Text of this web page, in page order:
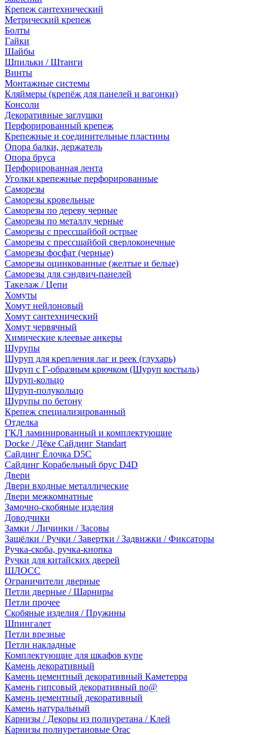
Крепеж сантехнический
Метрический крепеж
Болты
Гайки
Шайбы
Шпильки / Штанги
Винты
Монтажные системы
Кляймеры (крепёж для панелей и вагонки)
Консоли
Декоративные заглушки
Перфорированный крепеж
Крепежные и соединительные пластины
Опора балки, держатель
Опора бруса
Перфорированная лента
Уголки крепежные перфорированные
Саморезы
Саморезы кровельные
Саморезы по дереву черные
Саморезы по металлу черные
Саморезы с прессшайбой острые
Саморезы с прессшайбой сверлоконечные
Саморезы фосфат (черные)
Саморезы оцинкованные (желтые и белые)
Саморезы для сэндвич-панелей
Такелаж / Цепи
Хомуты
Хомут нейлоновый
Хомут сантехнический
Хомут червячный
Химические клеевые анкеры
Шурупы
Шуруп для крепления лаг и реек (глухарь)
Шуруп с Г-образным крючком (Шуруп костыль)
Шуруп-кольцо
Шуруп-полукольцо
Шурупы по бетону
Крепеж специализированный
Отделка
ГКЛ ламинированный и комплектующие
Docke / Дёке Сайдинг Standart
Сайдинг Ёлочка D5C
Сайдинг Корабельный брус D4D
Двери
Двери входные металлические
Двери межкомнатные
Замочно-скобяные изделия
Доводчики
Замки / Личинки / Засовы
Защёлки / Ручки / Завертки / Задвижки / Фиксаторы
Ручка-скоба, ручка-кнопка
Ручки для китайских дверей
ШЛОСС
Ограничители дверные
Петли дверные / Шарниры
Петли прочее
Скобяные изделия / Пружины
Шпингалет
Петли врезные
Петли накладные
Комплектующие для шкафов купе
Камень декоративный
Камень цементный декоративный Каметерра
Камень гипсовый декоративный no@
Камень цементный декоративный
Камень натуральный
Карнизы / Декоры из полиуретана / Клей
Карнизы полиуретановые Orac